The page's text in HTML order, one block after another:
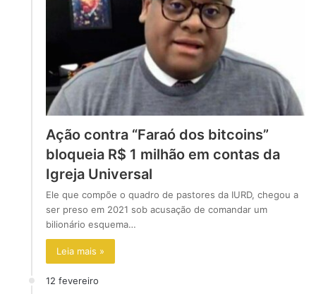
Ação contra “Faraó dos bitcoins”
bloqueia R$ 1 milhão em contas da
Igreja Universal
Ele que compõe o quadro de pastores da IURD, chegou a
ser preso em 2021 sob acusação de comandar um
bilionário esquema…
Leia mais »
12 fevereiro